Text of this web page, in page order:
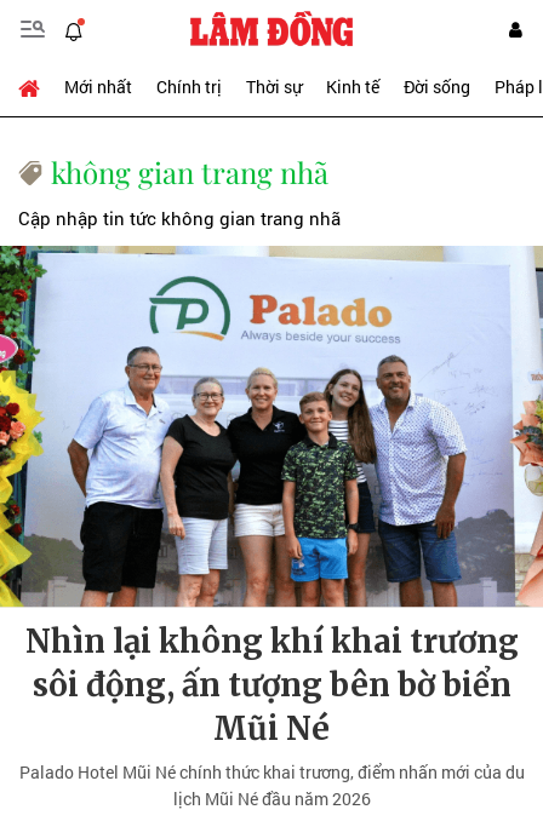
Mới nhất Chính trị Thời sự Kinh tế Đời sống Pháp
không gian trang nhã
Cập nhập tin tức không gian trang nhã
Nhìn lại không khí khai trương
sôi động, ấn tượng bên bờ biển
Mũi Né
Palado Hotel Mũi Né chính thức khai trương, điểm nhấn mới của du
lịch Mũi Né đầu năm 2026